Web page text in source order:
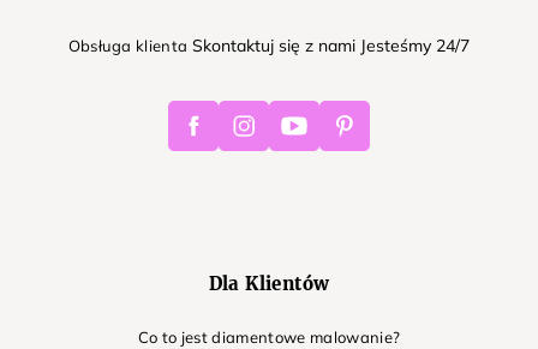
Obsługa klienta Skontaktuj się z nami Jesteśmy 24/7
FacebookInstagramYoutube Pinterest
Dla Klientów
Co to jest diamentowe malowanie?